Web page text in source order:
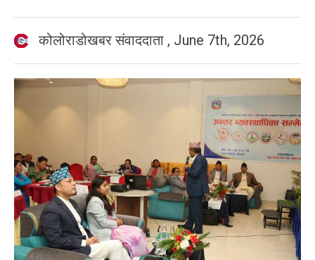
कोलोराडोखबर संवाददाता , June 7th, 2026